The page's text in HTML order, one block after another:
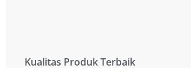
Kualitas Produk Terbaik